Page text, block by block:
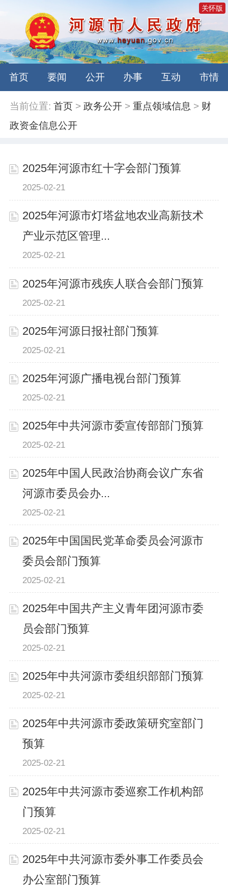
关怀版
首页 要闻 公开 办事 互动 市情
当前位置: 首页 >政务公开 >重点领域信息 > 财
政资金信息公开
2025年河源市红十字会部门预算
2025-02-21
2025年河源市灯塔盆地农业高新技术
产业示范区管理...
2025-02-21
2025年河源市残疾人联合会部门预算
2025-02-21
2025年河源日报社部门预算
2025-02-21
2025年河源广播电视台部门预算
2025-02-21
2025年中共河源市委宣传部部门预算
2025-02-21
2025年中国人民政治协商会议广东省
河源市委员会办...
2025-02-21
2025年中国国民党革命委员会河源市
委员会部门预算
2025-02-21
2025年中国共产主义青年团河源市委
员会部门预算
2025-02-21
2025年中共河源市委组织部部门预算
2025-02-21
2025年中共河源市委政策研究室部门
预算
2025-02-21
2025年中共河源市委巡察工作机构部
门预算
2025-02-21
2025年中共河源市委外事工作委员会
办公室部门预算